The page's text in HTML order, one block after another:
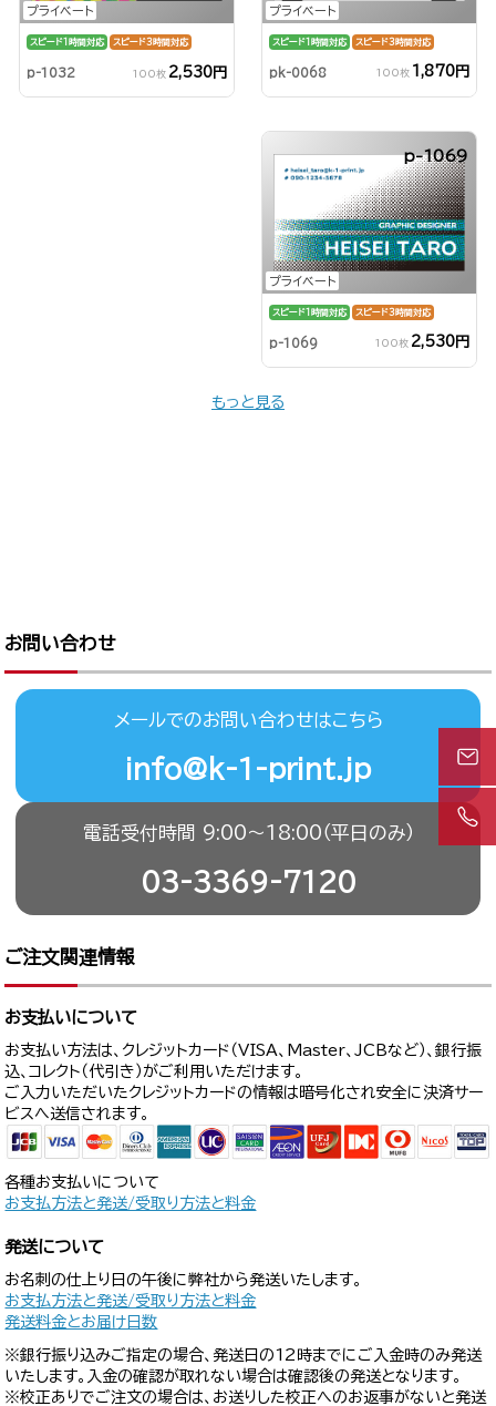
プライベート
スピード1時間対応 スピード3時間対応
p-1032 100枚 2,530円
プライベート
スピード1時間対応 スピード3時間対応
pk-0068 100枚 1,870円
プライベート
p-1069
スピード1時間対応 スピード3時間対応
p-1069 100枚 2,530円
もっと見る
お問い合わせ
メールでのお問い合わせはこちら
info@k-1-print.jp
電話受付時間 9:00〜18:00（平日のみ）
03-3369-7120
ご注文関連情報
お支払いについて
お支払い方法は、クレジットカード（VISA、Master、JCBなど）、銀行振
込、コレクト（代引き）がご利用いただけます。
ご入力いただいたクレジットカードの情報は暗号化され安全に決済サー
ビスへ送信されます。
各種お支払いについて
お支払方法と発送/受取り方法と料金
発送について
お名刺の仕上り日の午後に弊社から発送いたします。
お支払方法と発送/受取り方法と料金
発送料金とお届け日数
※銀行振り込みご指定の場合、発送日の12時までにご入金時のみ発送
いたします。入金の確認が取れない場合は確認後の発送となります。
※校正ありでご注文の場合は、お送りした校正へのお返事がないと発送